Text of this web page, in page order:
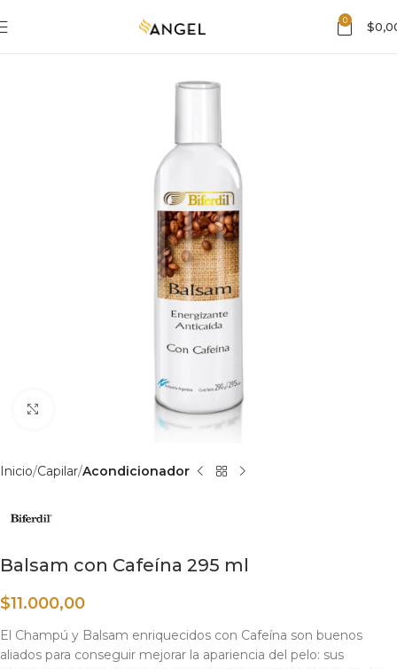
0 $
Haga clic para ampliar
Inicio Capilar Acondicionador
Balsam con Cafeína 295 ml
$11.000,00
El Champú y Balsam enriquecidos con Cafeína son buenos
aliados para conseguir mejorar la apariencia del pelo: sus